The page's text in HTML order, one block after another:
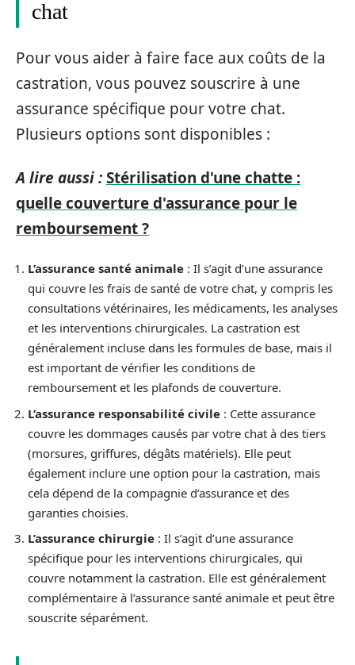
chat
Pour vous aider à faire face aux coûts de la
castration, vous pouvez souscrire à une
assurance spécifique pour votre chat.
Plusieurs options sont disponibles :
A lire aussi :Stérilisation d'une chatte :
quelle couverture d'assurance pour le
remboursement ?
L’assurance santé animale : Il s’agit d’une assurance
qui couvre les frais de santé de votre chat, y compris les
consultations vétérinaires, les médicaments, les analyses
et les interventions chirurgicales. La castration est
généralement incluse dans les formules de base, mais il
est important de vérifier les conditions de
remboursement et les plafonds de couverture.
L’assurance responsabilité civile : Cette assurance
couvre les dommages causés par votre chat à des tiers
(morsures, griffures, dégâts matériels). Elle peut
également inclure une option pour la castration, mais
cela dépend de la compagnie d’assurance et des
garanties choisies.
L’assurance chirurgie : Il s’agit d’une assurance
spécifique pour les interventions chirurgicales, qui
couvre notamment la castration. Elle est généralement
complémentaire à l’assurance santé animale et peut être
souscrite séparément.